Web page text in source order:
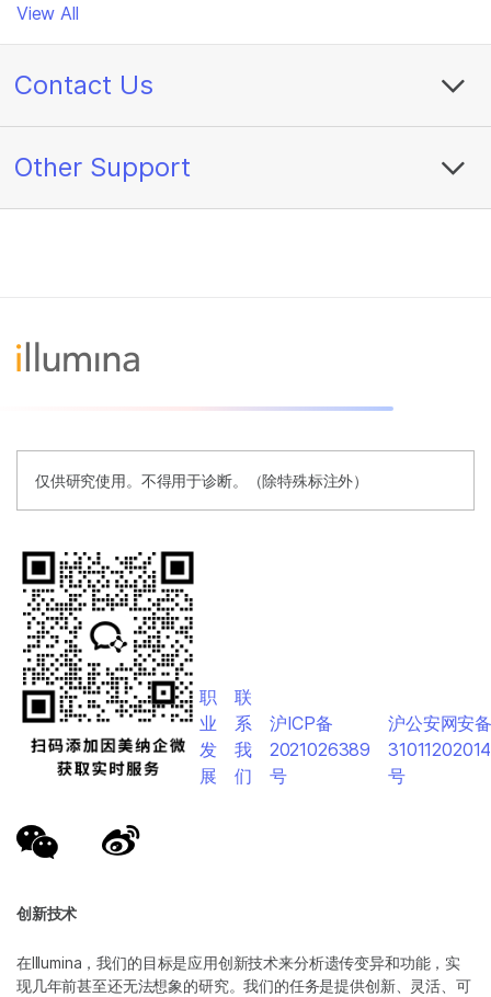
View All
Contact Us
Other Support
仅供研究使用。不得用于诊断。（除特殊标注外）
创新技术
在Illumina，我们的目标是应用创新技术来分析遗传变异和功能，实
现几年前甚至还无法想象的研究。我们的任务是提供创新、灵活、可
职
业
发
展
联
系
我
们
沪ICP备
2021026389
号
沪公安网安
号